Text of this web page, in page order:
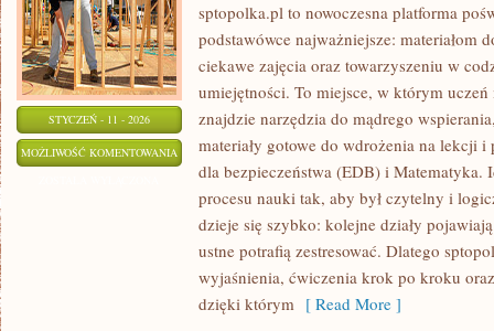
STYCZEŃ - 11 - 2026
MOŻLIWOŚĆ KOMENTOWANIA POZOSTAŁE
PUBLIKACJE
sptopolka.pl to nowoczesna platforma
podstawówce najważniejsze: materiałom
ciekawe zajęcia oraz towarzyszeniu w
umiejętności. To miejsce, w którym
znajdzie narzędzia do mądrego
materiały gotowe do wdrożenia na lekcji
dla bezpieczeństwa (EDB) i Matematyka.
procesu nauki tak, aby był czytelny i
dzieje się szybko: kolejne działy
ustne potrafią zestresować. Dlatego
wyjaśnienia, ćwiczenia krok po kroku
dzięki którym [ Read More ]